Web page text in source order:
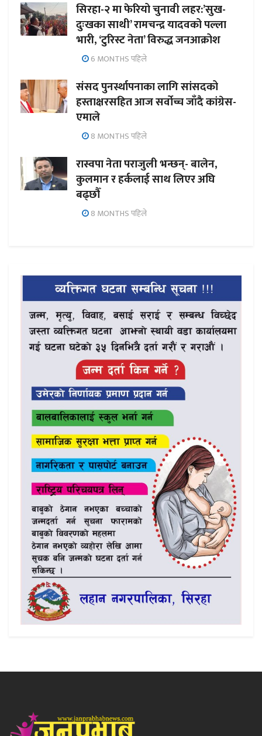
सिरहा-२ मा फेरियो चुनावी लहर:’सुख-
दुःखका साथी’ रामचन्द्र यादवको पल्ला
भारी, ‘टुरिस्ट नेता’ विरुद्ध जनआक्रोश
6 MONTHS पहिले
संसद पुनर्स्थापनाका लागि सांसदको
हस्ताक्षरसहित आज सर्वोच्च जाँदै कांग्रेस-
एमाले
8 MONTHS पहिले
रास्वपा नेता पराजुली भन्छन्- बालेन,
कुलमान र हर्कलाई साथ लिएर अघि
बढ्छौँ
8 MONTHS पहिले